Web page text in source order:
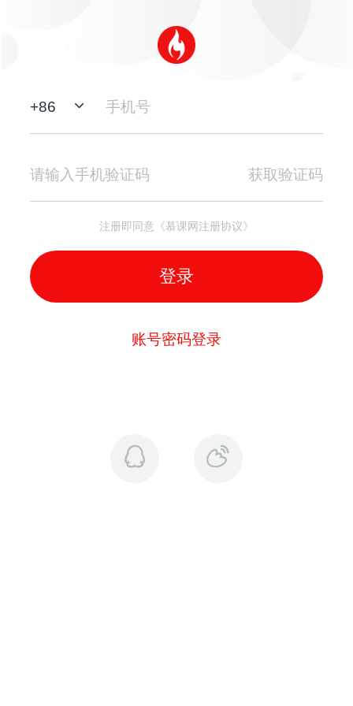
+86
获取验证码
注册即同意《慕课网注册协议》
登录
账号密码登录